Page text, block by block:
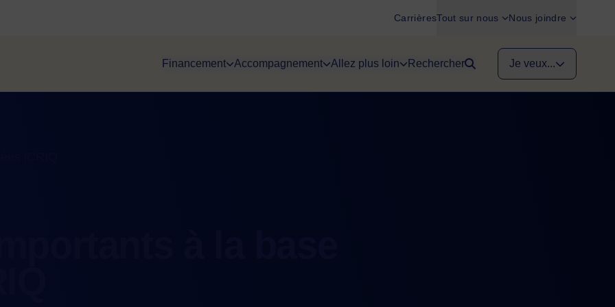
CarrièresTout sur nous Nous joindre
Financement Accompagnement Allez plus loin Rechercher Je veux...